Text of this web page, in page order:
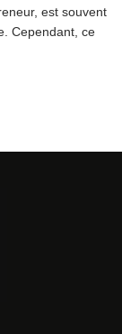
est souvent
Cependant, ce